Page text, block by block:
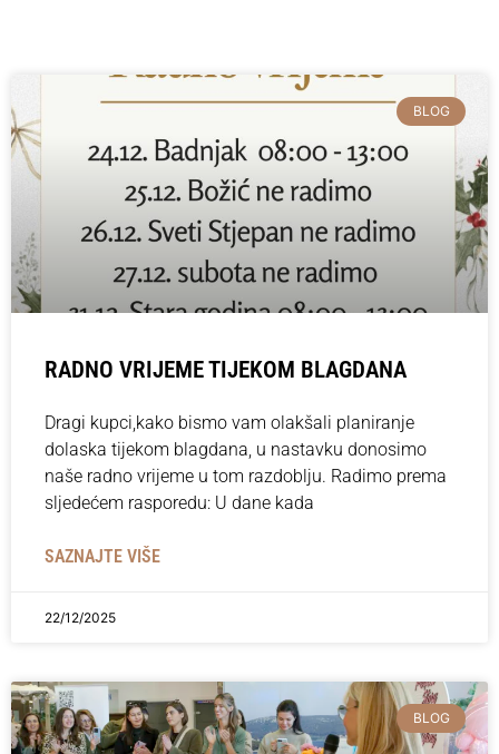
BLOG
RADNO VRIJEME TIJEKOM BLAGDANA
Dragi kupci,kako bismo vam olakšali planiranje
dolaska tijekom blagdana, u nastavku donosimo
naše radno vrijeme u tom razdoblju. Radimo prema
sljedećem rasporedu: U dane kada
SAZNAJTE VIŠE
22/12/2025
BLOG